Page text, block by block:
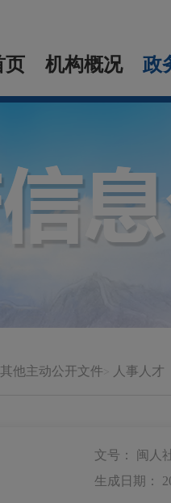
页 机构概况 政
他主动公开文件 人事人才
文号： 闽人
生成日期：